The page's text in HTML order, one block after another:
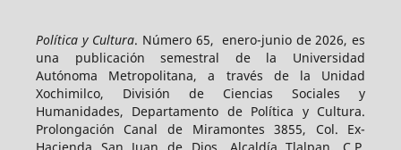
Política y Cultura. Número 65, enero-junio de 2026, es
una publicación semestral de la Universidad
Autónoma Metropolitana, a través de la Unidad
Xochimilco, División de Ciencias Sociales y
Humanidades, Departamento de Política y Cultura.
Prolongación Canal de Miramontes 3855, Col. Ex-